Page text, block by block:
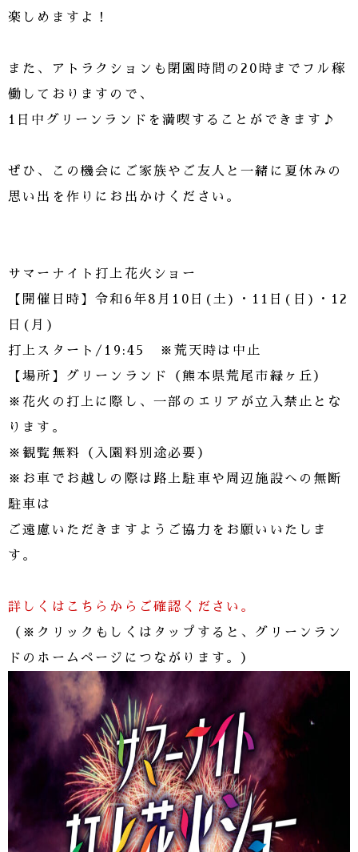
楽しめますよ！
また、アトラクションも閉園時間の20時までフル稼
働しておりますので、
1日中グリーンランドを満喫することができます♪
ぜひ、この機会にご家族やご友人と一緒に夏休みの
思い出を作りにお出かけください。
サマーナイト打上花火ショー
【開催日時】令和6年8月10日(土)・11日(日)・12
日(月)
打上スタート/19:45 ※荒天時は中止
【場所】グリーンランド（熊本県荒尾市緑ヶ丘）
※花火の打上に際し、一部のエリアが立入禁止とな
ります。
※観覧無料（入園料別途必要）
※お車でお越しの際は路上駐車や周辺施設への無断
駐車は
ご遠慮いただきますようご協力をお願いいたしま
す。
詳しくはこちらからご確認ください。
（※クリックもしくはタップすると、グリーンラン
ドのホームページにつながります。）